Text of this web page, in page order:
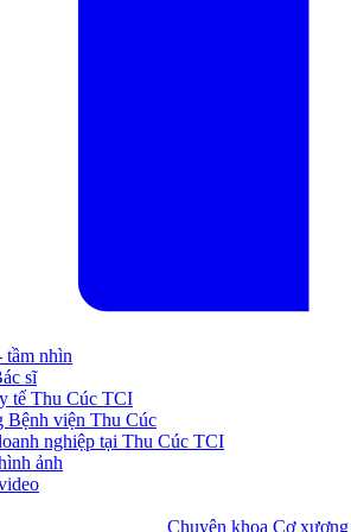
tầm nhìn
sĩ
tế Thu Cúc TCI
Bệnh viện Thu Cúc
nghiệp tại Thu Cúc TCI
ảnh
Chuyên khoa Cơ